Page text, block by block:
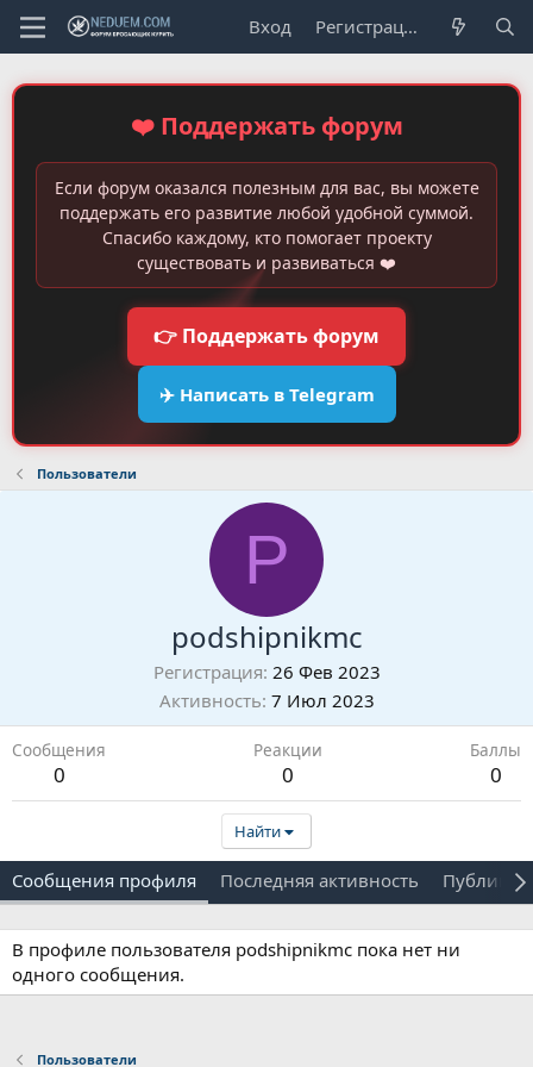
Вход Регистрация
❤️ Поддержать форум
Если форум оказался полезным для вас, вы можете
поддержать его развитие любой удобной суммой.
Спасибо каждому, кто помогает проекту
существовать и развиваться ❤️
👉 Поддержать форум
✈️ Написать в Telegram
Пользователи
P
podshipnikmc
Регистрация 26 Фев 2023
Активность 7 Июл 2023
Сообщения
0
Реакции
0
Баллы
0
Найти
Сообщения профиля Последняя активность
В профиле пользователя podshipnikmc пока нет ни
одного сообщения.
Пользователи